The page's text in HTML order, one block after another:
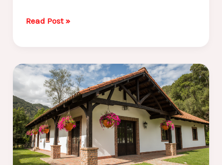
Diseño
para
climas
fríos:
cómo
lograr
espacios
cálidos
y
Read Post »